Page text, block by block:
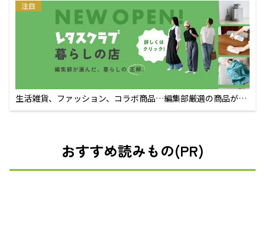
注目
生活雑貨、ファッション、コラボ商品…編集部厳選の商品が買
えるECサイト
おすすめ読みもの(PR)